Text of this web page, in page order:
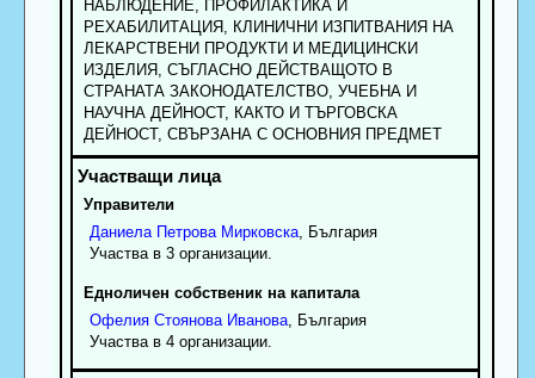
НАБЛЮДЕНИЕ, ПРОФИЛАКТИКА И
РЕХАБИЛИТАЦИЯ, КЛИНИЧНИ ИЗПИТВАНИЯ НА
ЛЕКАРСТВЕНИ ПРОДУКТИ И МЕДИЦИНСКИ
ИЗДЕЛИЯ, СЪГЛАСНО ДЕЙСТВАЩОТО В
СТРАНАТА ЗАКОНОДАТЕЛСТВО, УЧЕБНА И
НАУЧНА ДЕЙНОСТ, КАКТО И ТЪРГОВСКА
ДЕЙНОСТ, СВЪРЗАНА С ОСНОВНИЯ ПРЕДМЕТ
Управители
Даниела Петрова Мирковска, България
Участва в 3 организации.
Едноличен собственик на капитала
Офелия Стоянова Иванова, България
Участва в 4 организации.